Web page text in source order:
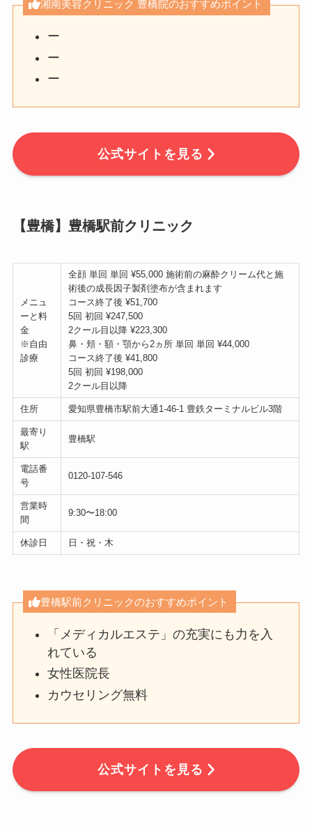
湘南美容クリニック 豊橋院のおすすめポイント
ー
ー
ー
公式サイトを見る
【豊橋】豊橋駅前クリニック
メニュ
ーと料
金
※自由
診療
全顔 単回 単回 ¥55,000 施術前の麻酔クリーム代と施
術後の成長因子製剤塗布が含まれます
コース終了後 ¥51,700
5回 初回 ¥247,500
2クール目以降 ¥223,300
鼻・頬・額・顎から2ヵ所 単回 単回 ¥44,000
コース終了後 ¥41,800
5回 初回 ¥198,000
2クール目以降
住所 愛知県豊橋市駅前大通1-46-1 豊鉄ターミナルビル3階
最寄り
駅
豊橋駅
電話番
号
0120-107-546
営業時
間
9:30〜18:00
休診日 日・祝・木
豊橋駅前クリニックのおすすめポイント
「メディカルエステ」の充実にも力を入
れている
女性医院長
カウセリング無料
公式サイトを見る